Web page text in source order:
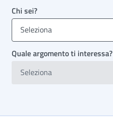
Chi sei?
Seleziona
Quale argomento ti interessa?
Seleziona